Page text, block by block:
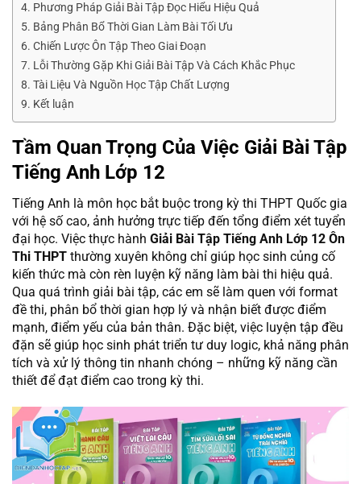
Phương Pháp Giải Bài Tập Đọc Hiểu Hiệu Quả
Bảng Phân Bổ Thời Gian Làm Bài Tối Ưu
Chiến Lược Ôn Tập Theo Giai Đoạn
Lỗi Thường Gặp Khi Giải Bài Tập Và Cách Khắc Phục
Tài Liệu Và Nguồn Học Tập Chất Lượng
Kết luận
Tầm Quan Trọng Của Việc Giải Bài Tập
Tiếng Anh Lớp 12
Tiếng Anh là môn học bắt buộc trong kỳ thi THPT Quốc gia
với hệ số cao, ảnh hưởng trực tiếp đến tổng điểm xét tuyển
đại học. Việc thực hành Giải Bài Tập Tiếng Anh Lớp 12 Ôn
Thi THPT thường xuyên không chỉ giúp học sinh củng cố
kiến thức mà còn rèn luyện kỹ năng làm bài thi hiệu quả.
Qua quá trình giải bài tập, các em sẽ làm quen với format
đề thi, phân bổ thời gian hợp lý và nhận biết được điểm
mạnh, điểm yếu của bản thân. Đặc biệt, việc luyện tập đều
đặn sẽ giúp học sinh phát triển tư duy logic, khả năng phân
tích và xử lý thông tin nhanh chóng – những kỹ năng cần
thiết để đạt điểm cao trong kỳ thi.